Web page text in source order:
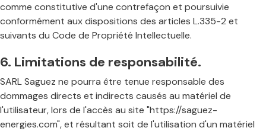
comme constitutive d'une contrefaçon et poursuivie
conformément aux dispositions des articles L.335-2 et
suivants du Code de Propriété Intellectuelle.
6. Limitations de responsabilité.
SARL Saguez ne pourra être tenue responsable des
dommages directs et indirects causés au matériel de
l'utilisateur, lors de l'accès au site "https://saguez-
energies.com", et résultant soit de l'utilisation d'un matériel